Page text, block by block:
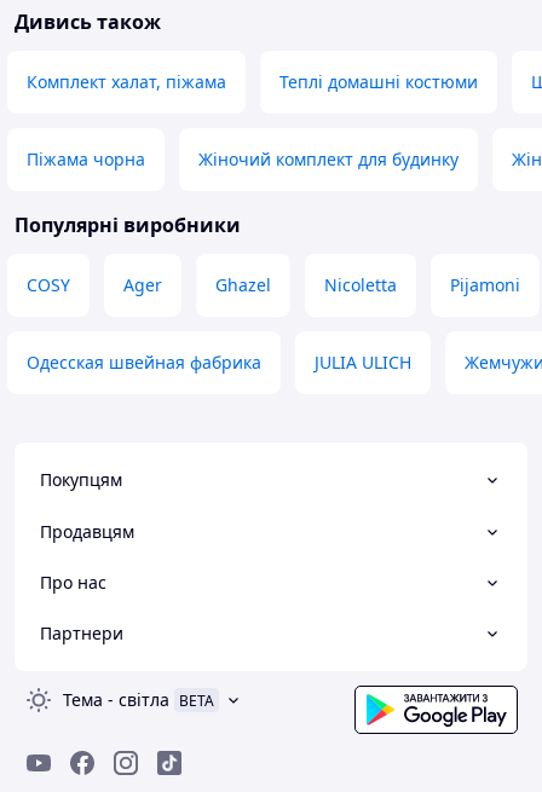
Дивись також
Комплект халат, піжама Теплі домашні костюми
Піжама чорна Жіночий комплект для будинку
Популярні виробники
COSY Ager Ghazel Nicoletta Pijamoni
Одесская швейная фабрика JULIA ULICH
Покупцям
Продавцям
Про нас
Партнери
Тема - світла BETA